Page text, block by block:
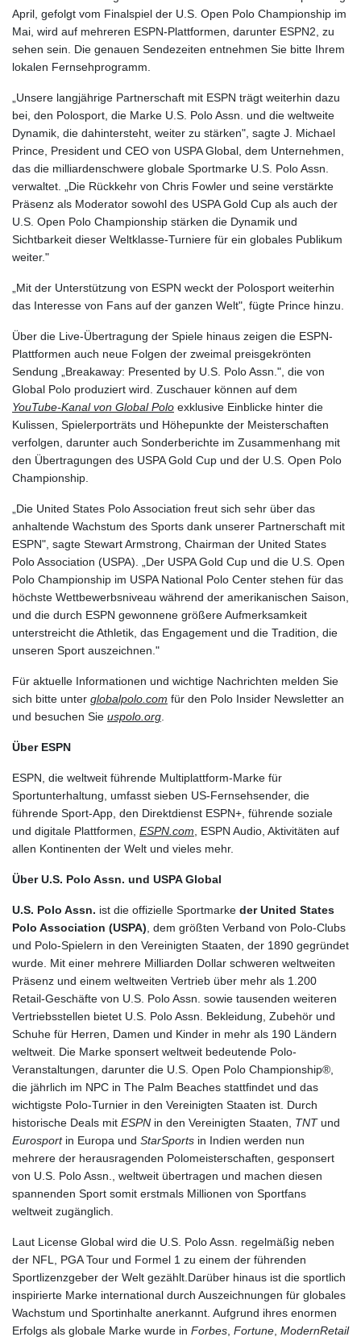
April, gefolgt vom Finalspiel der U.S. Open Polo Championship im
Mai, wird auf mehreren ESPN-Plattformen, darunter ESPN2, zu
sehen sein. Die genauen Sendezeiten entnehmen Sie bitte Ihrem
lokalen Fernsehprogramm.
„Unsere langjährige Partnerschaft mit ESPN trägt weiterhin dazu
bei, den Polosport, die Marke U.S. Polo Assn. und die weltweite
Dynamik, die dahintersteht, weiter zu stärken", sagte J. Michael
Prince, President und CEO von USPA Global, dem Unternehmen,
das die milliardenschwere globale Sportmarke U.S. Polo Assn.
verwaltet. „Die Rückkehr von Chris Fowler und seine verstärkte
Präsenz als Moderator sowohl des USPA Gold Cup als auch der
U.S. Open Polo Championship stärken die Dynamik und
Sichtbarkeit dieser Weltklasse-Turniere für ein globales Publikum
weiter."
„Mit der Unterstützung von ESPN weckt der Polosport weiterhin
das Interesse von Fans auf der ganzen Welt", fügte Prince hinzu.
Über die Live-Übertragung der Spiele hinaus zeigen die ESPN-
Plattformen auch neue Folgen der zweimal preisgekrönten
Sendung „Breakaway: Presented by U.S. Polo Assn.", die von
Global Polo produziert wird. Zuschauer können auf dem
YouTube-Kanal von Global Polo exklusive Einblicke hinter die
Kulissen, Spielerporträts und Höhepunkte der Meisterschaften
verfolgen, darunter auch Sonderberichte im Zusammenhang mit
den Übertragungen des USPA Gold Cup und der U.S. Open Polo
Championship.
„Die United States Polo Association freut sich sehr über das
anhaltende Wachstum des Sports dank unserer Partnerschaft mit
ESPN", sagte Stewart Armstrong, Chairman der United States
Polo Association (USPA). „Der USPA Gold Cup und die U.S. Open
Polo Championship im USPA National Polo Center stehen für das
höchste Wettbewerbsniveau während der amerikanischen Saison,
und die durch ESPN gewonnene größere Aufmerksamkeit
unterstreicht die Athletik, das Engagement und die Tradition, die
unseren Sport auszeichnen."
Für aktuelle Informationen und wichtige Nachrichten melden Sie
sich bitte unter globalpolo.com für den Polo Insider Newsletter an
und besuchen Sie uspolo.org
Über ESPN
ESPN, die weltweit führende Multiplattform-Marke für
Sportunterhaltung, umfasst sieben US-Fernsehsender, die
führende Sport-App, den Direktdienst ESPN+, führende soziale
und digitale Plattformen, ESPN.com , ESPN Audio, Aktivitäten auf
allen Kontinenten der Welt und vieles mehr.
Über U.S. Polo Assn. und USPA Global
U.S. Polo Assn. ist die offizielle Sportmarke der United States
Polo Association (USPA) , dem größten Verband von Polo-Clubs
und Polo-Spielern in den Vereinigten Staaten, der 1890 gegründet
wurde. Mit einer mehrere Milliarden Dollar schweren weltweiten
Präsenz und einem weltweiten Vertrieb über mehr als 1.200
Retail-Geschäfte von U.S. Polo Assn. sowie tausenden weiteren
Vertriebsstellen bietet U.S. Polo Assn. Bekleidung, Zubehör und
Schuhe für Herren, Damen und Kinder in mehr als 190 Ländern
weltweit. Die Marke sponsert weltweit bedeutende Polo-
Veranstaltungen, darunter die U.S. Open Polo Championship®,
die jährlich im NPC in The Palm Beaches stattfindet und das
wichtigste Polo-Turnier in den Vereinigten Staaten ist. Durch
historische Deals mit ESPN in den Vereinigten Staaten, TNTund
Eurosportin Europa und StarSports in Indien werden nun
mehrere der herausragenden Polomeisterschaften, gesponsert
von U.S. Polo Assn., weltweit übertragen und machen diesen
spannenden Sport somit erstmals Millionen von Sportfans
weltweit zugänglich.
Laut License Global wird die U.S. Polo Assn. regelmäßig neben
der NFL, PGA Tour und Formel 1 zu einem der führenden
Sportlizenzgeber der Welt gezählt.Darüber hinaus ist die sportlich
inspirierte Marke international durch Auszeichnungen für globales
Wachstum und Sportinhalte anerkannt. Aufgrund ihres enormen
Erfolgs als globale Marke wurde in Forbes Fortune ModernRetail